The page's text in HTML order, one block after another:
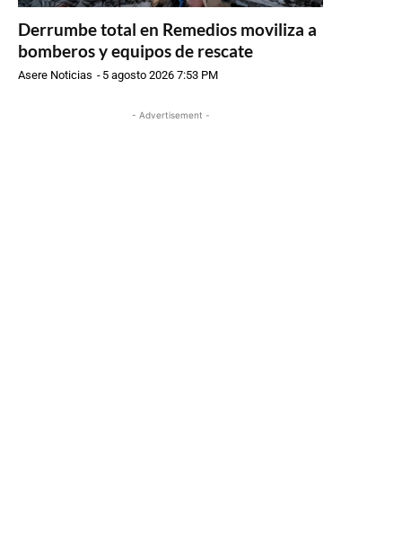
Derrumbe total en Remedios moviliza a
bomberos y equipos de rescate
Asere Noticias - 5 agosto 2026 7:53 PM
- Advertisement -